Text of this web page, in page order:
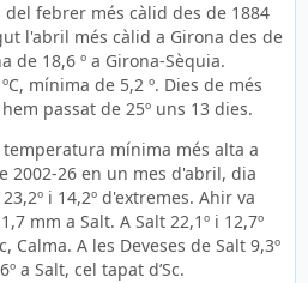
febrer més càlid des de 1884
l'abril més càlid a Girona des de
de 18,6 º a Girona-Sèquia.
mínima de 5,2 º. Dies de més
passat de 25º uns 13 dies.
mínima més alta a
2002-26 en un mes d'abril, dia
i 14,2º d'extremes. Ahir va
mm a Salt. A Salt 22,1º i 12,7º
Calma. A les Deveses de Salt 9,3º
a Salt, cel tapat d’Sc.